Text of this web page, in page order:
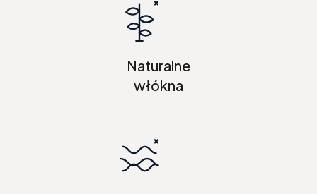
Naturalne
włókna